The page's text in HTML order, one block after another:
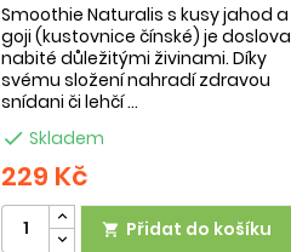
Smoothie Naturalis s kusy jahod a
goji (kustovnice čínské) je doslova
nabité důležitými živinami. Díky
svému složení nahradí zdravou
snídani či lehčí ...
 Skladem
229 Kč
 Přidat do košíku